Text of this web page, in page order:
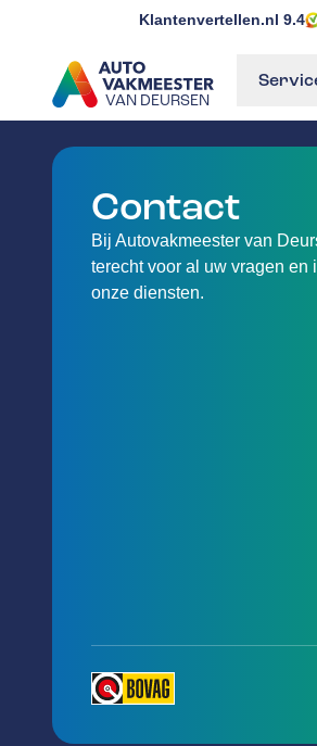
Klantenvertellen.nl 9.4
VAN DEURSEN
GA NAAR DE HOMEPAGINA
Contact
Bij Autovakmeester van
terecht voor al uw vragen en
onze diensten.